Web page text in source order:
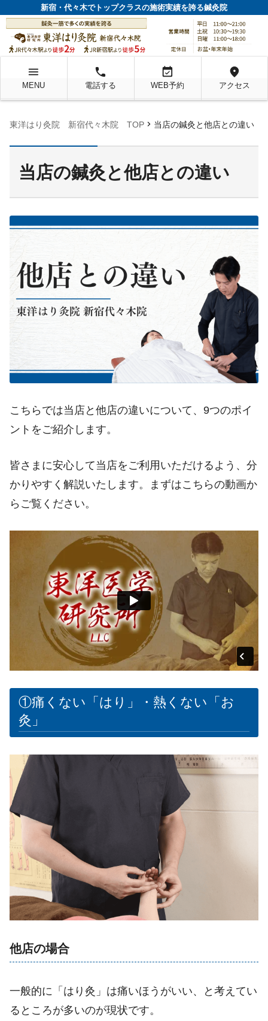
新宿・代々木でトップクラスの施術実績を誇る鍼灸院
menu
MENU
local_phone
電話する
event_available
WEB予約
location_on
アクセス
東洋はり灸院 新宿代々木院 TOP chevron_right 当店の鍼灸と他店との違い
当店の鍼灸と他店との違い
こちらでは当店と他店の違いについて、9つのポイ
ントをご紹介します。
皆さまに安心して当店をご利用いただけるよう、分
かりやすく解説いたします。まずはこちらの動画か
らご覧ください。
①痛くない「はり」・熱くない「お
灸」
他店の場合
一般的に「はり灸」は痛いほうがいい、と考えてい
るところが多いのが現状です。